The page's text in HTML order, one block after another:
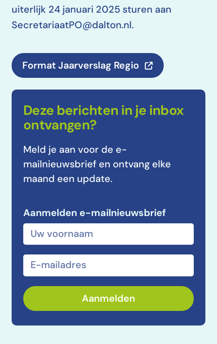
uiterlijk 24 januari 2025 sturen aan
SecretariaatPO@dalton.nl.
Format Jaarverslag Regio
Deze berichten in je inbox
ontvangen?
Meld je aan voor de e-
mailnieuwsbrief en ontvang elke
maand een update.
Aanmelden e-mailnieuwsbrief
Voor- en achternaam
E-mailadres
Aanmelden